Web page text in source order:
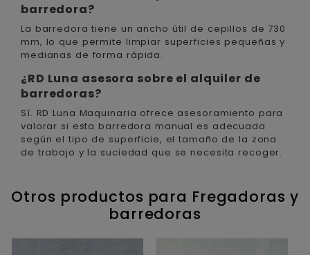
barredora?
La barredora tiene un ancho útil de cepillos de 730
mm, lo que permite limpiar superficies pequeñas y
medianas de forma rápida.
¿RD Luna asesora sobre el alquiler de
barredoras?
Sí. RD Luna Maquinaria ofrece asesoramiento para
valorar si esta barredora manual es adecuada
según el tipo de superficie, el tamaño de la zona
de trabajo y la suciedad que se necesita recoger.
Otros productos para Fregadoras y
barredoras